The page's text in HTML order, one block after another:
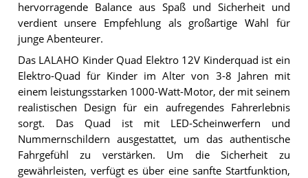
hervorragende Balance aus Spaß und Sicherheit und
verdient unsere Empfehlung als großartige Wahl für
junge Abenteurer.
Das LALAHO Kinder Quad Elektro 12V Kinderquad ist ein
Elektro-Quad für Kinder im Alter von 3-8 Jahren mit
einem leistungsstarken 1000-Watt-Motor, der mit seinem
realistischen Design für ein aufregendes Fahrerlebnis
sorgt. Das Quad ist mit LED-Scheinwerfern und
Nummernschildern ausgestattet, um das authentische
Fahrgefühl zu verstärken. Um die Sicherheit zu
gewährleisten, verfügt es über eine sanfte Startfunktion,